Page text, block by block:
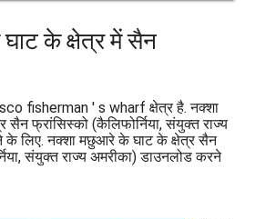
के क्षेत्र में सैन
fisherman ' s wharf क्षेत्र है. नक्शा
फ्रांसिस्को (कैलिफोर्निया, संयुक्त राज्य
के लिए. नक्शा मछुआरे के घाट के क्षेत्र सैन
संयुक्त राज्य अमरीका) डाउनलोड करने